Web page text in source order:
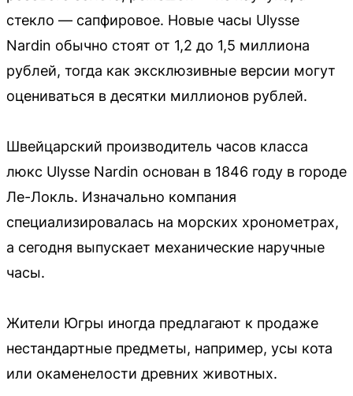
стекло — сапфировое. Новые часы Ulysse
Nardin обычно стоят от 1,2 до 1,5 миллиона
рублей, тогда как эксклюзивные версии могут
оцениваться в десятки миллионов рублей.
Швейцарский производитель часов класса
люкс Ulysse Nardin основан в 1846 году в городе
Ле-Локль. Изначально компания
специализировалась на морских хронометрах,
а сегодня выпускает механические наручные
часы.
Жители Югры иногда предлагают к продаже
нестандартные предметы, например, усы кота
или окаменелости древних животных.